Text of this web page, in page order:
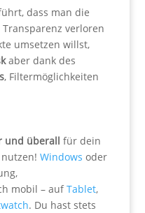
dass man die
verloren
umsetzen willst,
aber dank des
, Filtermöglichkeiten
und überall für dein
Windows oder
mobil – aufTablet,
. Du hast stets